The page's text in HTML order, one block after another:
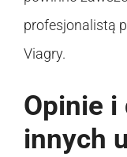
profesjonalistą
Viagry.
Opinie i
innych